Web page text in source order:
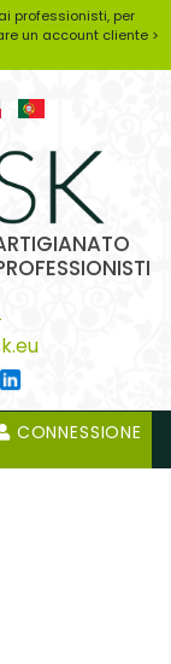
professionisti, per
un account cliente >
CONNESSIONE